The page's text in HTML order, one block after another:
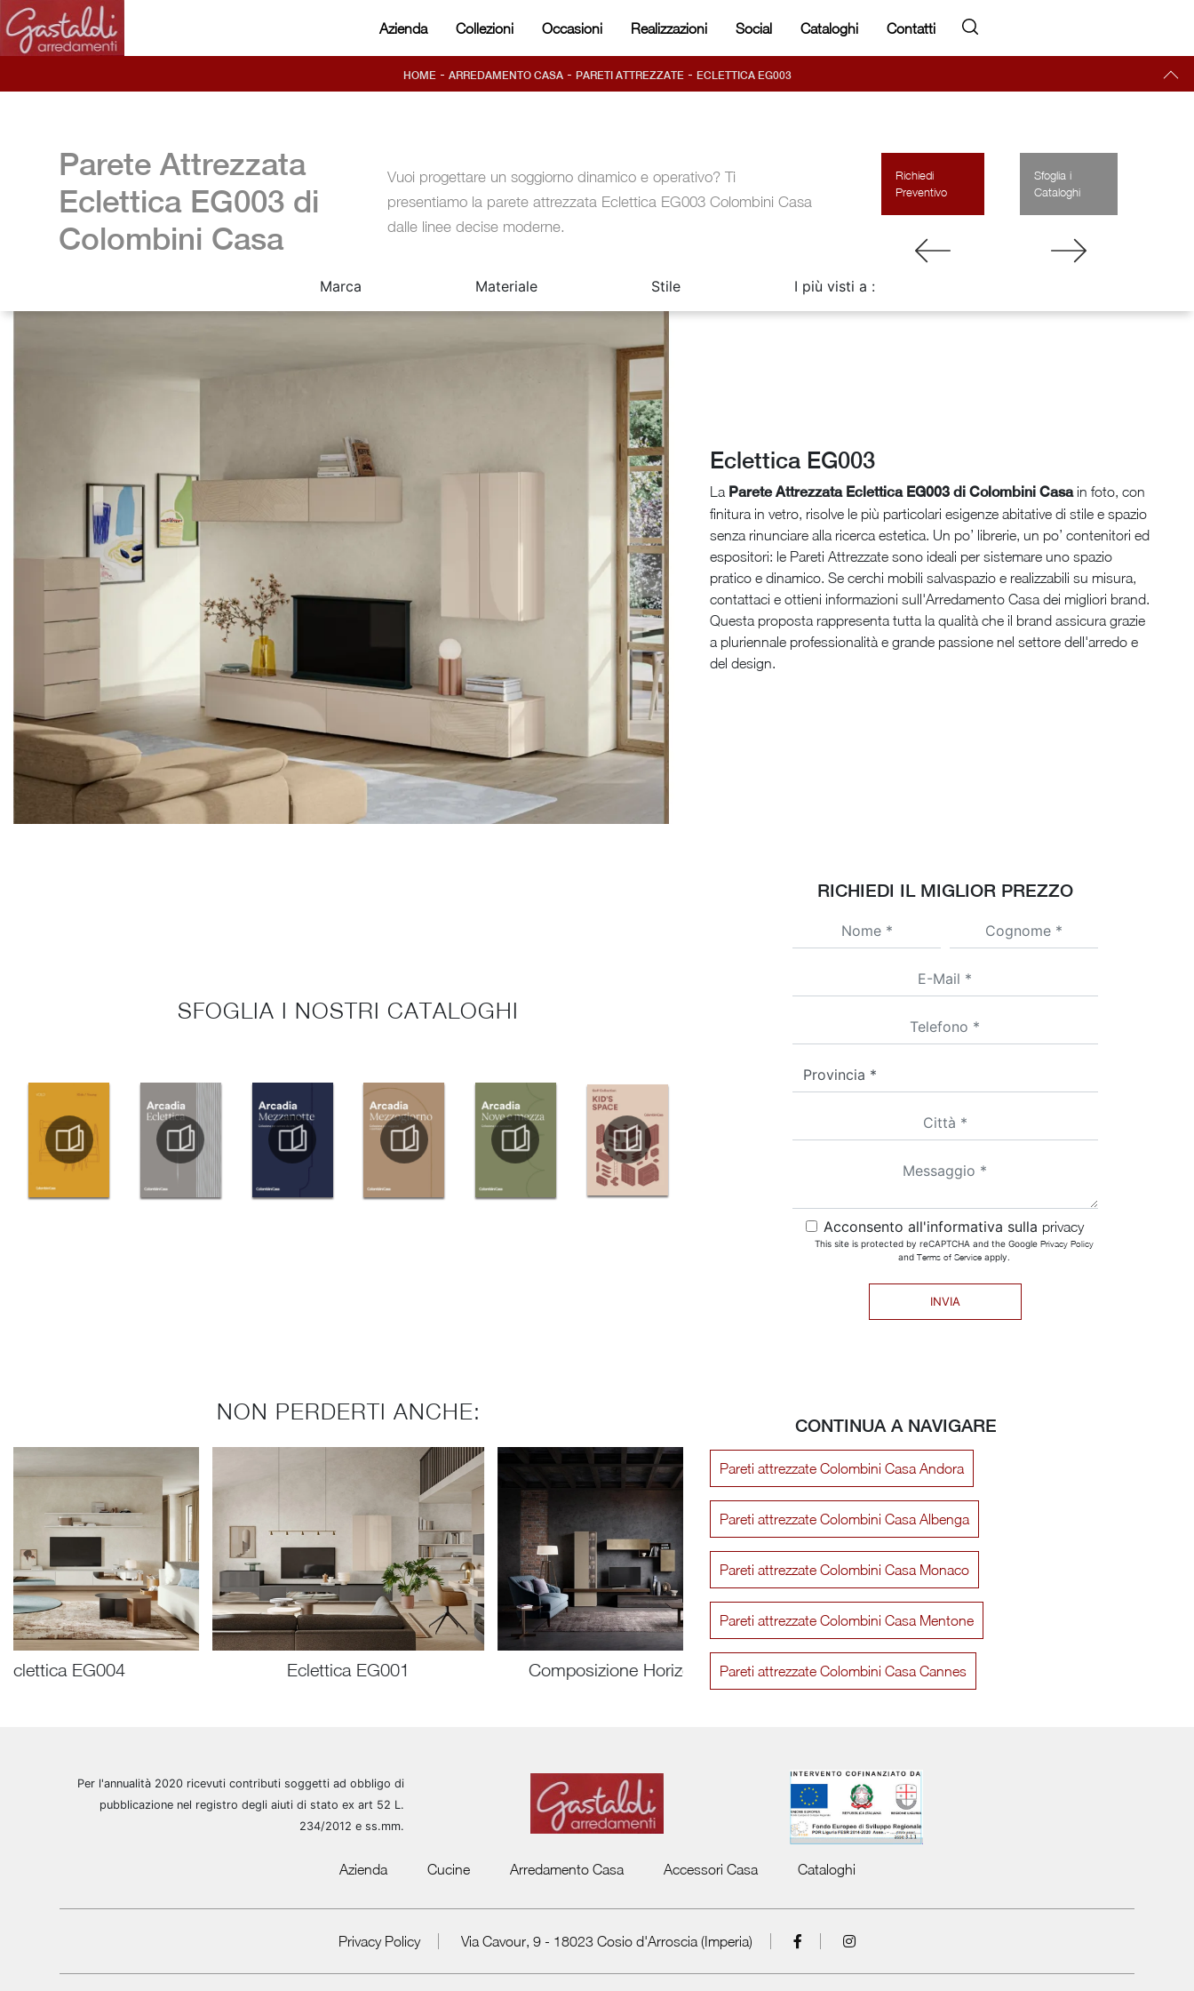
Azienda Collezioni Occasioni Realizzazioni Social Cataloghi Contatti
HOME - ARREDAMENTO CASA- PARETI ATTREZZATE - ECLETTICA EG003
Parete Attrezzata
Eclettica EG003 di
Colombini Casa
Vuoi progettare un soggiorno dinamico e operativo? Ti
presentiamo la parete attrezzata Eclettica EG003 Colombini Casa
dalle linee decise moderne.
Richiedi
Preventivo
Sfoglia i
Cataloghi
Marca Materiale Stile I più visti a :
Eclettica EG003
La Parete Attrezzata Eclettica EG003 di Colombini Casain foto, con
finitura in vetro, risolve le più particolari esigenze abitative di stile e spazio
senza rinunciare alla ricerca estetica. Un po’ librerie, un po’ contenitori ed
espositori: le Pareti Attrezzate sono ideali per sistemare uno spazio
pratico e dinamico. Se cerchi mobili salvaspazio e realizzabili su misura,
contattaci e ottieni informazioni sull'Arredamento Casa dei migliori brand.
Questa proposta rappresenta tutta la qualità che il brand assicura grazie
a pluriennale professionalità e grande passione nel settore dell'arredo e
del design.
SFOGLIA I NOSTRI CATALOGHI
RICHIEDI IL MIGLIOR PREZZO
Acconsento all'informativa sulla privacy
This site is protected by reCAPTCHA and the Google Privacy Policy
and Terms of Serviceapply.
INVIA
NON PERDERTI ANCHE:
Eclettica EG004 Eclettica EG001 Composizione Horizon 914 Composizione Horizon 1008
CONTINUA A NAVIGARE
Pareti attrezzate Colombini Casa Andora
Pareti attrezzate Colombini Casa Albenga
Pareti attrezzate Colombini Casa Monaco
Pareti attrezzate Colombini Casa Mentone
Pareti attrezzate Colombini Casa Cannes
Per l'annualità 2020 ricevuti contributi soggetti ad obbligo di
pubblicazione nel registro degli aiuti di stato ex art 52 L.
234/2012 e ss.mm.
Azienda Cucine Arredamento Casa Accessori Casa Cataloghi
Privacy Policy Via Cavour, 9 - 18023 Cosio d'Arroscia (Imperia)